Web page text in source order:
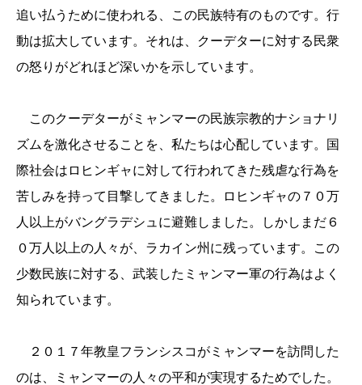
追い払うために使われる、この民族特有のものです。行
動は拡大しています。それは、クーデターに対する民衆
の怒りがどれほど深いかを示しています。
このクーデターがミャンマーの民族宗教的ナショナリ
ズムを激化させることを、私たちは心配しています。国
際社会はロヒンギャに対して行われてきた残虐な行為を
苦しみを持って目撃してきました。ロヒンギャの７０万
人以上がバングラデシュに避難しました。しかしまだ６
０万人以上の人々が、ラカイン州に残っています。この
少数民族に対する、武装したミャンマー軍の行為はよく
知られています。
２０１７年教皇フランシスコがミャンマーを訪問した
のは、ミャンマーの人々の平和が実現するためでした。